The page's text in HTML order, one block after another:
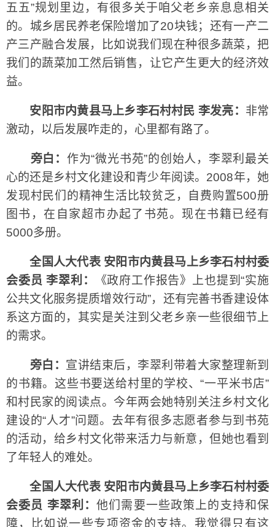
五五”规划里边，有很多关于咱父老乡亲息息相关
的。城乡居民养老保险增加了20块钱；还有一产二
产三产融合发展，比如说我们现在种很多蔬菜，把
我们的蔬菜加工然后销售，让它产生更大的经济效
益。
安阳市内黄县马上乡李石村村民 李发亮： 非常
激动，以后发展咋走的，心里都有路了。
旁白： 作为“微光书苑”的创始人，李翠利最关
心的还是乡村文化建设和青少年阅读。2008年，她
发现村民们的精神生活比较贫乏，自费购置500册
图书，在自家超市办起了书苑。现在书籍已经有
5000多册。
全国人大代表 安阳市内黄县马上乡李石村村委
会委员 李翠利：
《政府工作报告》上也提到“实施
公共文化服务提质增效行动”，还有完善书香建设体
系这方面的，其实是关注到父老乡亲一些很细节上
的需求。
旁白： 宣讲结束后，李翠利带着大家整理新到
的书籍。这些书要送给村里的学校、“一平米书店”
和村民家的阅读点。今年两会她特别关注乡村文化
建设的“人才”问题。去年有很多志愿者参与到书苑
的活动，给乡村文化带来活力与新意，但她也看到
了年轻人的难处。
全国人大代表 安阳市内黄县马上乡李石村村委
会委员 李翠利：他们需要一些政策上的支持和保
障，比如说一些专项资金的支持。我觉得只有这